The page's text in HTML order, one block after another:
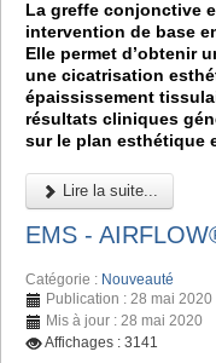
La greffe conjonctive
intervention de base
Elle permet d’obtenir
une cicatrisation
épaississement
résultats cliniques
sur le plan esthétique
Lire la suite...
EMS -
Catégorie : Nouveauté
Publication : 28 mai 2020
Mis à jour : 28 mai 2020
Affichages : 3141